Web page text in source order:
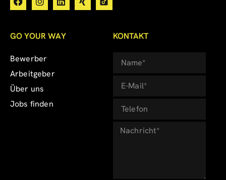
GO YOUR WAY
Bewerber
Arbeitgeber
Über uns
Jobs finden
KONTAKT